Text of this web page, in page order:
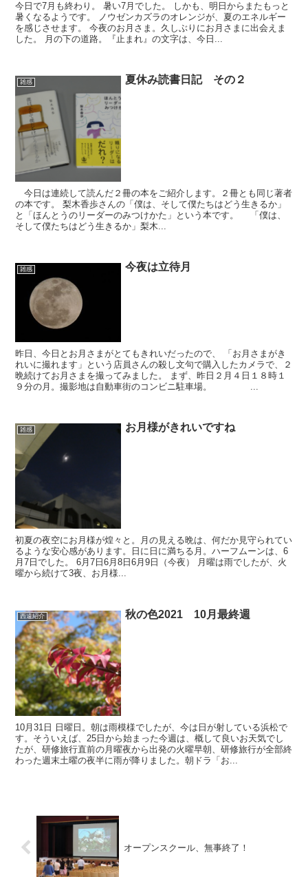
今日で7月も終わり。 暑い7月でした。 しかも、明日からまたもっと
暑くなるようです。 ノウゼンカズラのオレンジが、夏のエネルギー
を感じさせます。 今夜のお月さま。久しぶりにお月さまに出会えま
した。 月の下の道路。『止まれ』の文字は、今日...
雑感 夏休み読書日記 その２
今日は連続して読んだ２冊の本をご紹介します。２冊とも同じ著者
の本です。 梨木香歩さんの「僕は、そして僕たちはどう生きるか」
と「ほんとうのリーダーのみつけかた」という本です。 「僕は、
そして僕たちはどう生きるか」梨木...
雑感 今夜は立待月
昨日、今日とお月さまがとてもきれいだったので、 「お月さまがき
れいに撮れます」という店員さんの殺し文句で購入したカメラで、２
晩続けてお月さまを撮ってみました。 まず、昨日２月４日１８時１
９分の月。撮影地は自動車街のコンビニ駐車場。 ...
雑感 お月様がきれいですね
初夏の夜空にお月様が煌々と。月の見える晩は、何だか見守られてい
るような安心感があります。日に日に満ちる月。ハーフムーンは、6
月7日でした。 6月7日6月8日6月9日（今夜） 月曜は雨でしたが、火
曜から続けて3夜、お月様...
西遠紹介 秋の色2021 10月最終週
10月31日 日曜日。朝は雨模様でしたが、今は日が射している浜松で
す。そういえば、25日から始まった今週は、概して良いお天気でし
たが、研修旅行直前の月曜夜から出発の火曜早朝、研修旅行が全部終
わった週末土曜の夜半に雨が降りました。朝ドラ「お...
オープンスクール、無事終了！